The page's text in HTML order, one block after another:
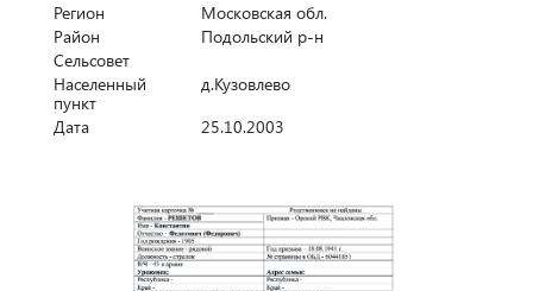
Регион
Московская обл.
Район
Подольский р-н
Сельсовет
Населенный
пункт
д.Кузовлево
Дата
25.10.2003